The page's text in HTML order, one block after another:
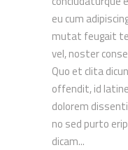
eu cum
mutat feugait
vel, noster
Quo et clita
offendit, id
dolorem
no sed purto
dicam...